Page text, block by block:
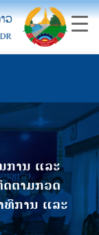
ການ ແລະ
ດຕາມກວດ
ທິການ ແລະ